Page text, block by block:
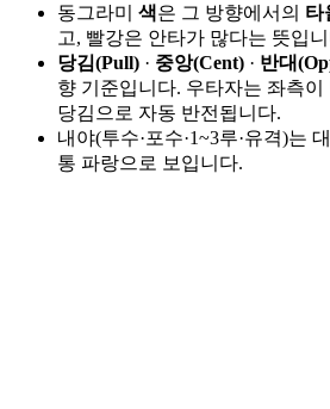
동그라미 색은 그 방향에서의 타
고, 빨강은 안타가 많다는 뜻입
당김(Pull) · 중앙(Cent) · 반대
향 기준입니다. 우타자는 좌측이
당김으로 자동 반전됩니다.
내야(투수·포수·1~3루·유격)는
통 파랑으로 보입니다.